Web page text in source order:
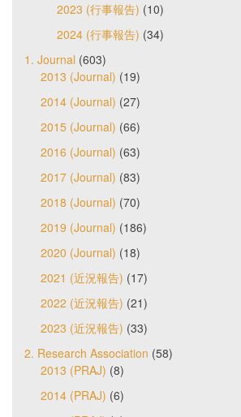
2023 (行事報告) (10)
2024 (行事報告) (34)
1. Journal (603)
2013 (Journal) (19)
2014 (Journal) (27)
2015 (Journal) (66)
2016 (Journal) (63)
2017 (Journal) (83)
2018 (Journal) (70)
2019 (Journal) (186)
2020 (Journal) (18)
2021 (近況報告) (17)
2022 (近況報告) (21)
2023 (近況報告) (33)
2. Research Association (58)
2013 (PRAJ) (8)
2014 (PRAJ) (6)